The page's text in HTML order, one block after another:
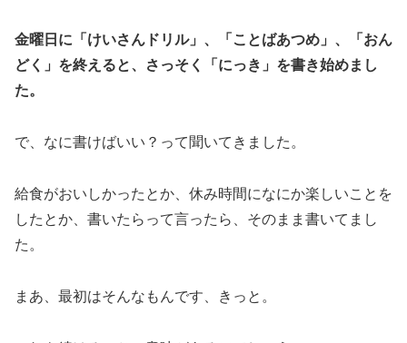
金曜日に「けいさんドリル」、「ことばあつめ」、「おん
どく」を終えると、さっそく「にっき」を書き始めまし
た。
で、なに書けばいい？って聞いてきました。
給食がおいしかったとか、休み時間になにか楽しいことを
したとか、書いたらって言ったら、そのまま書いてまし
た。
まあ、最初はそんなもんです、きっと。